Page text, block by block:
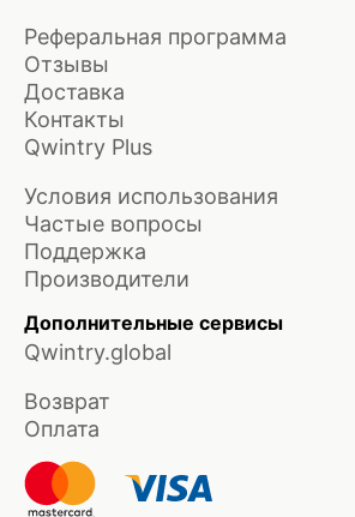
Реферальная программа
Отзывы
Доставка
Контакты
Qwintry Plus
Условия использования
Частые вопросы
Поддержка
Производители
Дополнительные сервисы
Qwintry.global
Возврат
Оплата